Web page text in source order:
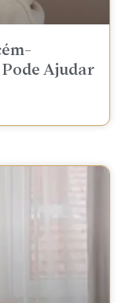
Pode Ajudar